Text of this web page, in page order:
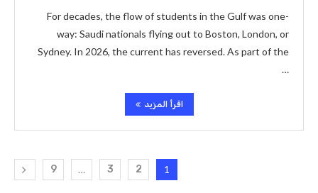
For decades, the flow of students in the Gulf was one-
way: Saudi nationals flying out to Boston, London, or
Sydney. In 2026, the current has reversed. As part of the
…
اقرأ المزيد
1
2
3
…
9